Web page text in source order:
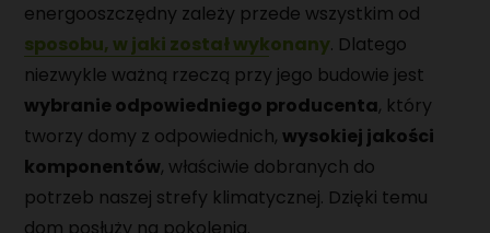
energooszczędny zależy przede wszystkim od
sposobu, w jaki został wykonany. Dlatego
niezwykle ważną rzeczą przy jego budowie jest
wybranie odpowiedniego producenta, który
tworzy domy z odpowiednich,wysokiej jakości
komponentów, właściwie dobranych do
potrzeb naszej strefy klimatycznej. Dzięki temu